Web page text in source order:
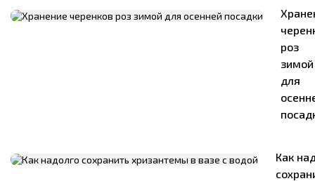
роз
зимой
для
Как